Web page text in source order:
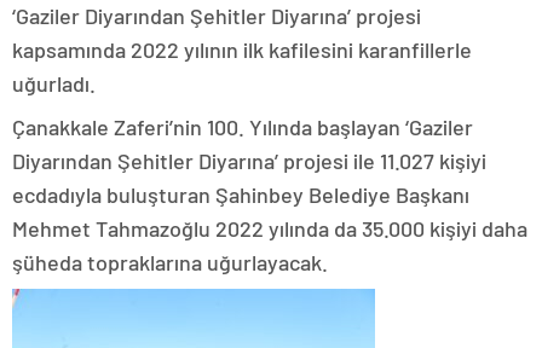
‘Gaziler Diyarından Şehitler Diyarına’ projesi
kapsamında 2022 yılının ilk kafilesini karanfillerle
uğurladı.
Çanakkale Zaferi’nin 100. Yılında başlayan ‘Gaziler
Diyarından Şehitler Diyarına’ projesi ile 11.027 kişiyi
ecdadıyla buluşturan Şahinbey Belediye Başkanı
Mehmet Tahmazoğlu 2022 yılında da 35.000 kişiyi daha
şüheda topraklarına uğurlayacak.